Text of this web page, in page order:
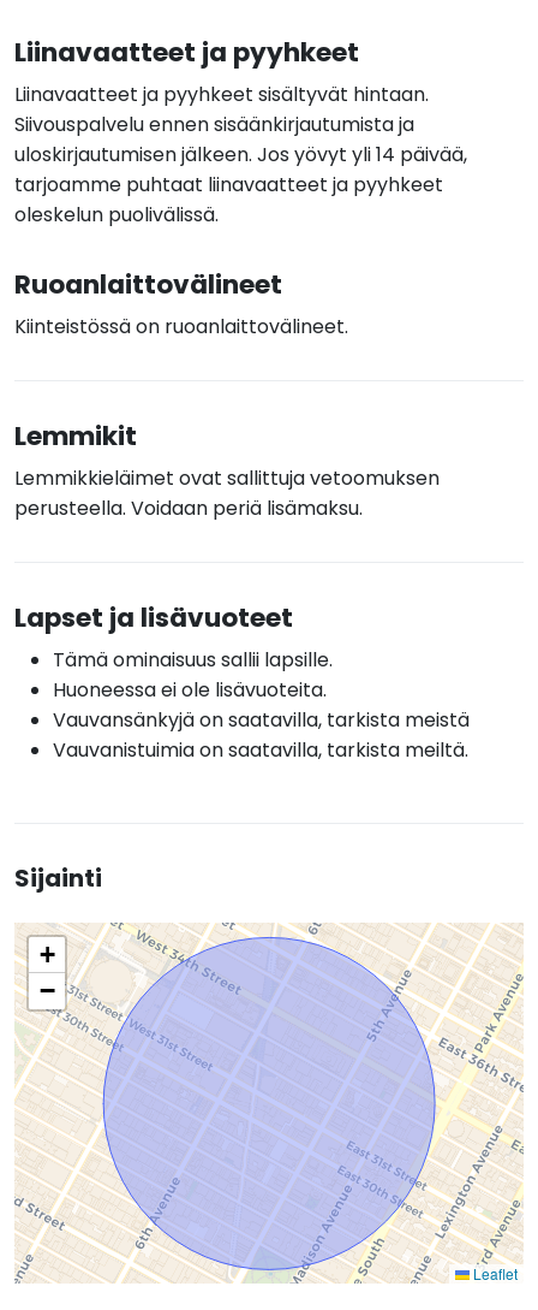
Liinavaatteet ja pyyhkeet
Liinavaatteet ja pyyhkeet sisältyvät hintaan.
Siivouspalvelu ennen sisäänkirjautumista ja
uloskirjautumisen jälkeen. Jos yövyt yli 14 päivää,
tarjoamme puhtaat liinavaatteet ja pyyhkeet
oleskelun puolivälissä.
Ruoanlaittovälineet
Kiinteistössä on ruoanlaittovälineet.
Lemmikit
Lemmikkieläimet ovat sallittuja vetoomuksen
perusteella. Voidaan periä lisämaksu.
Lapset ja lisävuoteet
Tämä ominaisuus sallii lapsille.
Huoneessa ei ole lisävuoteita.
Vauvansänkyjä on saatavilla, tarkista meistä
Vauvanistuimia on saatavilla, tarkista meiltä.
Sijainti
+
−
Leaflet